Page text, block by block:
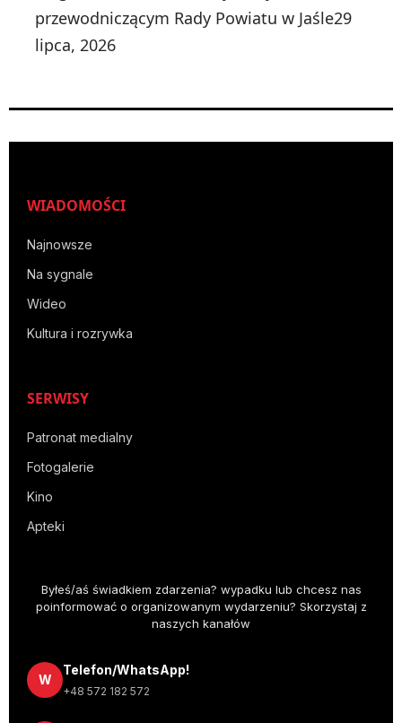
przewodniczącym Rady Powiatu w Jaśle29
lipca, 2026
WIADOMOŚCI
Najnowsze
Na sygnale
Wideo
Kultura i rozrywka
SERWISY
Patronat medialny
Fotogalerie
Kino
Apteki
Byłeś/aś świadkiem zdarzenia? wypadku lub chcesz nas
poinformować o organizowanym wydarzeniu? Skorzystaj z
naszych kanałów
W
Telefon/WhatsApp!
+48 572 182 572